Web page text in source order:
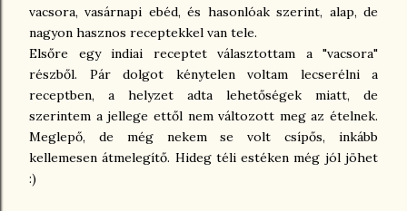
vacsora, vasárnapi ebéd, és hasonlóak szerint, alap, de
nagyon hasznos receptekkel van tele.
Elsőre egy indiai receptet választottam a "vacsora"
részből. Pár dolgot kénytelen voltam lecserélni a
receptben, a helyzet adta lehetőségek miatt, de
szerintem a jellege ettől nem változott meg az ételnek.
Meglepő, de még nekem se volt csípős, inkább
kellemesen átmelegítő. Hideg téli estéken még jól jöhet
:)